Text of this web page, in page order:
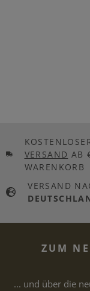
VERSAND AB
WARENKORB
VERSAND
ZUM
... und über die